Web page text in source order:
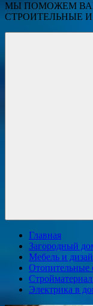
МЫ ПОМОЖЕМ
СТРОИТЕЛЬНЫЕ
Главная
Загородный
Мебель и
Отопительные
Электрика в